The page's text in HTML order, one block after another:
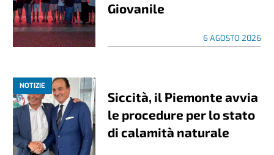
Giovanile
6 AGOSTO 2026
NOTIZIE
Siccità, il Piemonte avvia
le procedure per lo stato
di calamità naturale